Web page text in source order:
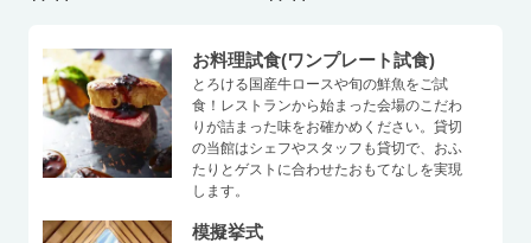
お料理試食(ワンプレート試食)
とろける国産牛ロースや旬の鮮魚をご試
食！レストランから始まった会場のこだわ
りが詰まった味をお確かめください。貸切
の当館はシェフやスタッフも貸切で、おふ
たりとゲストに合わせたおもてなしを実現
します。
模擬挙式